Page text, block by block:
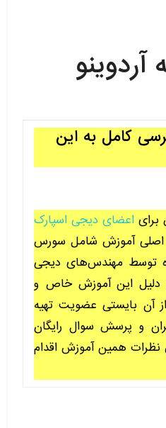
کامل به این
اعضای دیجی اسپارک
آموزش شامل سورس
توسط مهندس‌های دیجی
این آموزش خاص و
آن بایستی عضویت تهیه
و پرسش سوال رایگان
همین آموزش اقدام